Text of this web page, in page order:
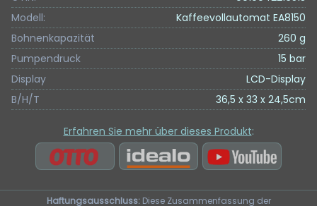
Modell:
Kaffeevollautomat EA8150
Bohnenkapazität
260 g
Pumpendruck
15 bar
Display
LCD-Display
B/H/T
36,5 x 33 x 24,5cm
Erfahren Sie mehr über dieses Produkt:
Haftungsausschluss:Diese Zusammenfassung der